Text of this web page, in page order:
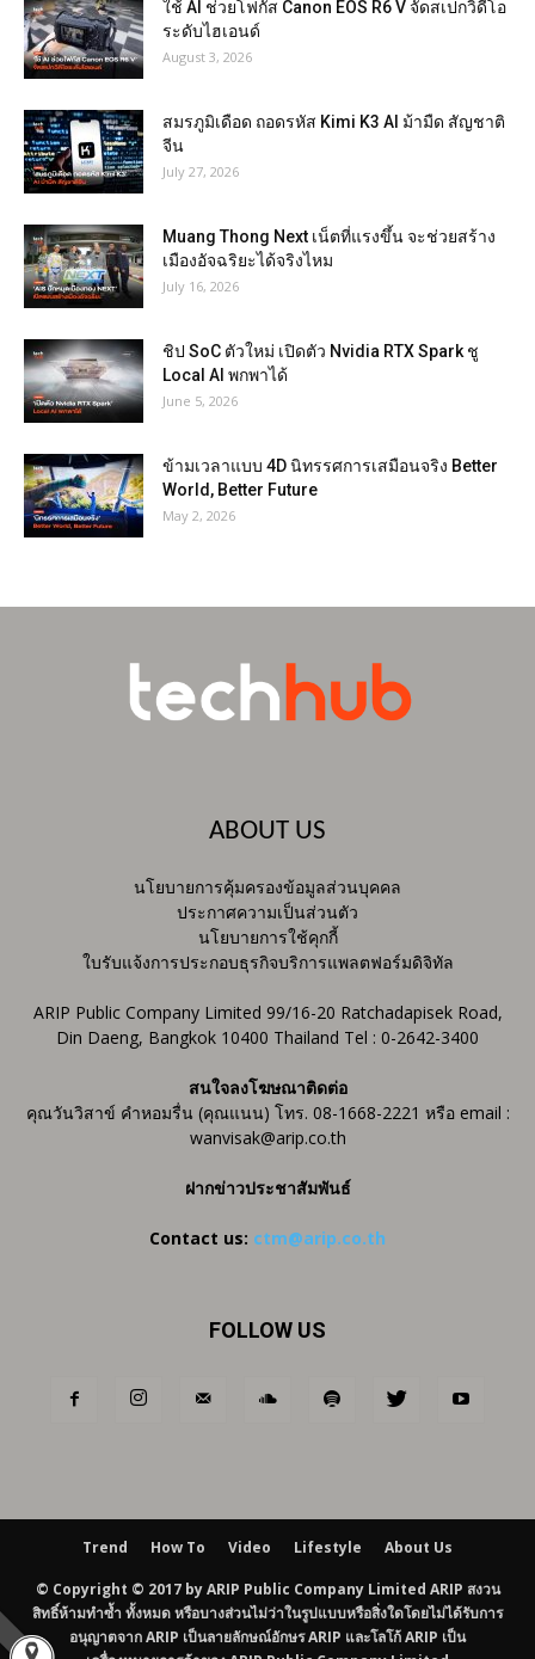
ใช้ AI ช่วยโฟกัส Canon EOS R6 V จัดสเปกวิดีโอ
ระดับไฮเอนด์
August 3, 2026
สมรภูมิเดือด ถอดรหัส Kimi K3 AI ม้ามืด สัญชาติ
จีน
July 27, 2026
Muang Thong Next เน็ตที่แรงขึ้น จะช่วยสร้าง
เมืองอัจฉริยะได้จริงไหม
July 16, 2026
ชิป SoC ตัวใหม่ เปิดตัว Nvidia RTX Spark ชู
Local AI พกพาได้
June 5, 2026
ข้ามเวลาแบบ 4D นิทรรศการเสมือนจริง Better
World, Better Future
May 2, 2026
ABOUT US
นโยบายการคุ้มครองข้อมูลส่วนบุคคล
ประกาศความเป็นส่วนตัว
นโยบายการใช้คุกกี้
ใบรับแจ้งการประกอบธุรกิจบริการแพลตฟอร์มดิจิทัล
ARIP Public Company Limited 99/16-20 Ratchadapisek Road,
Din Daeng, Bangkok 10400 Thailand Tel : 0-2642-3400
สนใจลงโฆษณาติดต่อ
คุณวันวิสาข์ คำหอมรื่น (คุณแนน) โทร. 08-1668-2221 หรือ email :
wanvisak@arip.co.th
ฝากข่าวประชาสัมพันธ์
Contact us: ctm@arip.co.th
FOLLOW US
Trend How To Video Lifestyle About Us
© Copyright © 2017 by ARIP Public Company Limited ARIP สงวน
สิทธิ์ห้ามทำซ้ำ ทั้งหมด หรือบางส่วนไม่ว่าในรูปแบบหรือสิ่งใดโดยไม่ได้รับการ
อนุญาตจาก ARIP เป็นลายลักษณ์อักษร ARIP และโลโก้ ARIP เป็น